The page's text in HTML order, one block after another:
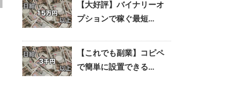
【大好評】バイナリーオ
プションで稼ぐ最短...
【これでも副業】コピペ
で簡単に設置できる...